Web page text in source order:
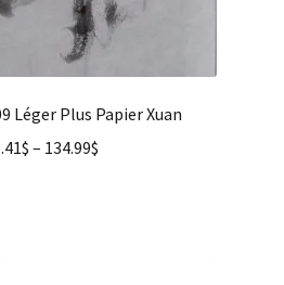
Léger Plus Papier Xuan
$ – 134.99$